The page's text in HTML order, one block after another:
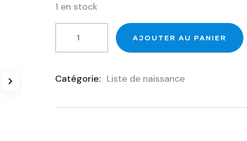
1 en stock
AJOUTER AU PANIER
Catégorie: Liste de naissance